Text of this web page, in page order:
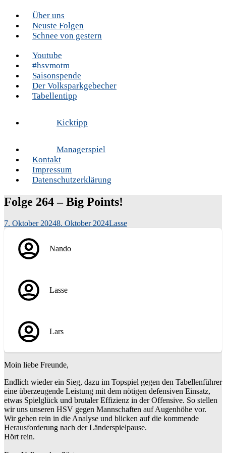
Zum
Inhalt
Volksparkgeflüster
Ein Podcast rund um den HSV
Über uns
Neuste Folgen
Schnee von gestern
Youtube
#hsvmotm
Saisonspende
Der Volksparkgebecher
Tabellentipp
Kicktipp
Managerspiel
Kontakt
Impressum
Datenschutzerklärung
Folge 264 – Big Points!
7. Oktober 20248. Oktober 2024Lasse
Nando
Lasse
Lars
Moin liebe Freunde,
Endlich wieder ein Sieg, dazu im Topspiel gegen den Tabellenführer
eine überzeugende Leistung mit dem nötigen defensiven Einsatz,
etwas Spielglück und brutaler Effizienz in der Offensive. So stellen
wir uns unseren HSV gegen Mannschaften auf Augenhöhe vor.
Wir gehen rein in die Analyse und blicken auf die kommende
Herausforderung nach der Länderspielpause.
Hört rein.